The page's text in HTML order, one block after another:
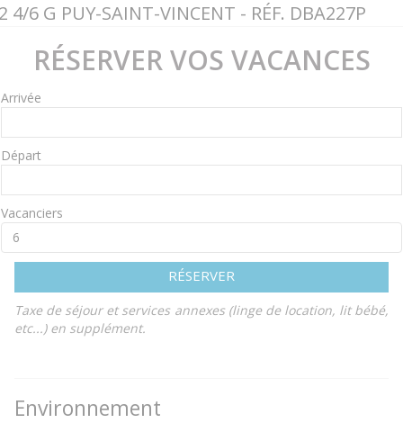
4/6 G PUY-SAINT-VINCENT - RÉF. DBA227P
RÉSERVER VOS VACANCES
Arrivée
Départ
Vacanciers
RÉSERVER
Taxe de séjour et services annexes (linge de location, lit bébé,
etc...) en supplément.
Environnement